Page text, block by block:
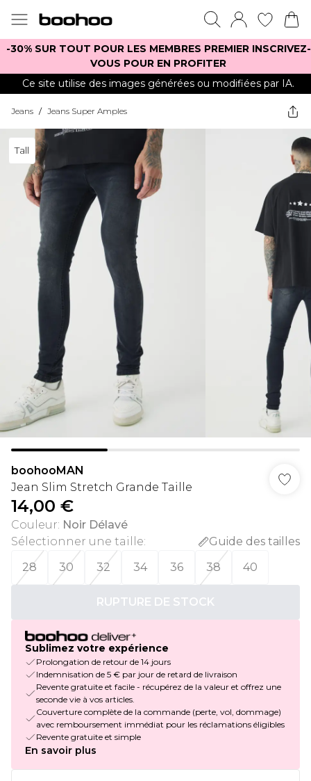
-30% SUR TOUT POUR LES MEMBRES PREMIER INSCRIVEZ-
VOUS POUR EN PROFITER
Ce site utilise des images générées ou modifiées par IA.
Jeans / Jeans Super Amples
Tall
boohooMAN
Jean Slim Stretch Grande Taille
14,00 €
Couleur: Noir Délavé
Sélectionner une taille:
Guide des tailles
28
30 32 34 36 38 40
RUPTURE DE STOCK
Sublimez votre expérience
Prolongation de retour de 14 jours
Indemnisation de 5 € par jour de retard de livraison
Revente gratuite et facile - récupérez de la valeur et offrez une
seconde vie à vos articles.
Couverture complète de la commande (perte, vol, dommage)
avec remboursement immédiat pour les réclamations éligibles
Revente gratuite et simple
En savoir plus